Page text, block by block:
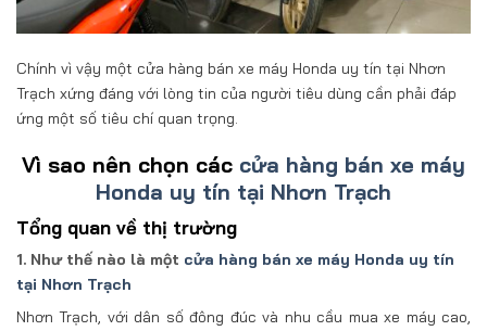
Chính vì vậy một cửa hàng bán xe máy Honda uy tín tại Nhơn
Trạch xứng đáng với lòng tin của người tiêu dùng cần phải đáp
ứng một số tiêu chí quan trọng.
Vì sao nên chọn các cửa hàng bán xe máy
Honda uy tín tại Nhơn Trạch
Tổng quan về thị trường
1. Như thế nào là một cửa hàng bán xe máy Honda uy tín
tại Nhơn Trạch
Nhơn Trạch, với dân số đông đúc và nhu cầu mua xe máy cao,